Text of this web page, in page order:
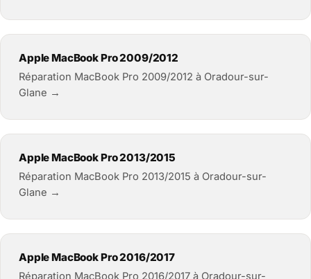
Apple MacBook Pro 2009/2012
Réparation MacBook Pro 2009/2012 à Oradour-sur-
Glane →
Apple MacBook Pro 2013/2015
Réparation MacBook Pro 2013/2015 à Oradour-sur-
Glane →
Apple MacBook Pro 2016/2017
Réparation MacBook Pro 2016/2017 à Oradour-sur-